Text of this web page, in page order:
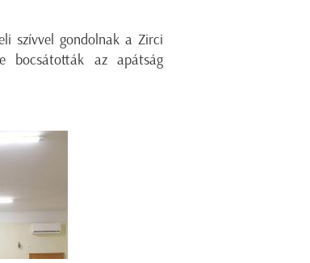
szívvel gondolnak a Zirci
bocsátották az apátság